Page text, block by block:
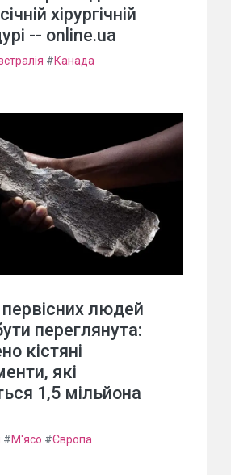
хірургічній
-- online.ua
#Канада
первісних людей
переглянута:
кістяні
які
1,5 мільйона
#М'ясо #Європа